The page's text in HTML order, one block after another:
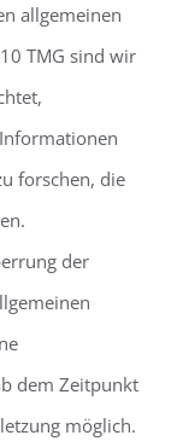
allgemeinen
TMG sind wir
forschen, die
der
dem Zeitpunkt
möglich.